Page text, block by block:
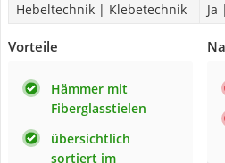
Hebeltechnik | Klebetechnik
Ja
Vorteile
Hämmer mit
Fiberglasstielen
übersichtlich
sortiert im